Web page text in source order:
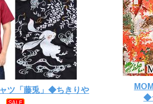
ツ「藤兎」◆ちきりや
◆